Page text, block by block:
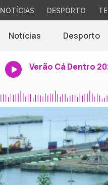
NOTÍCIAS DESPORTO
Notícias Desporto
Verão Cá Dentro